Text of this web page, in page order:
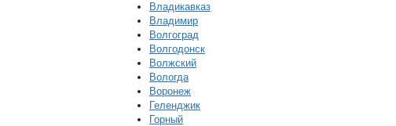
Владикавказ
Владимир
Волгоград
Волгодонск
Волжский
Вологда
Воронеж
Геленджик
Горный